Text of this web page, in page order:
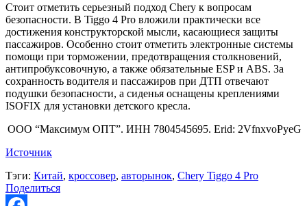
Стоит отметить серьезный подход Chery к вопросам
безопасности. В Tiggo 4 Pro вложили практически все
достижения конструкторской мысли, касающиеся защиты
пассажиров. Особенно стоит отметить электронные системы
помощи при торможении, предотвращения столкновений,
антипробуксовочную, а также обязательные ESP и ABS. За
сохранность водителя и пассажиров при ДТП отвечают
подушки безопасности, а сиденья оснащены креплениями
ISOFIX для установки детского кресла.
ООО “Максимум ОПТ”. ИНН 7804545695. Erid: 2VfnxvoPyeG
Источник
Тэги: Китай, кроссовер, авторынок, Chery Tiggo 4 Pro
Поделиться